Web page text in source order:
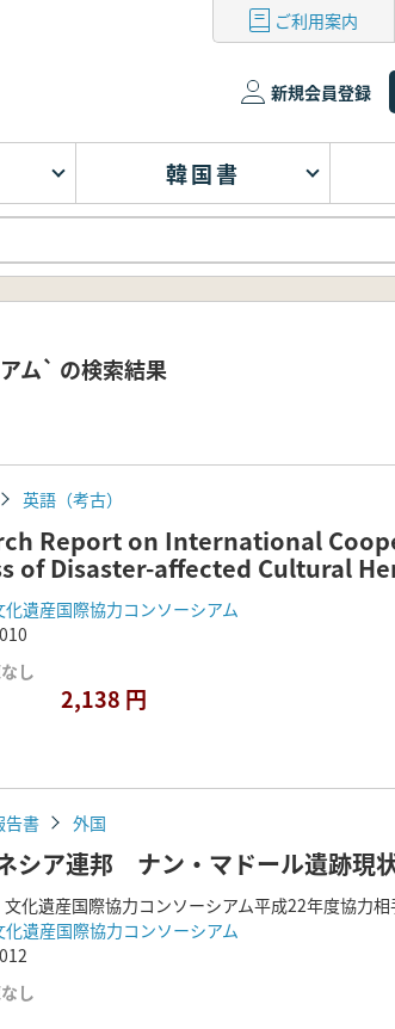
ご利用案内
新規会員登録
韓国書
ム` の検索結果
英語（考古）
Report on International
of Disaster-affected Cultural
化遺産国際協力コンソーシアム
し
2,138 円
告書 外国
シア連邦 ナン・マドール遺跡現
文化遺産国際協力コンソーシアム平成22年度協力
化遺産国際協力コンソーシアム
し